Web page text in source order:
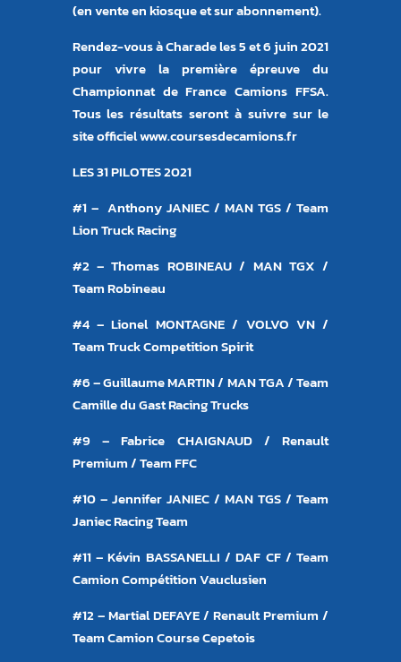
(en vente en kiosque et sur abonnement).
Rendez-vous à Charade les 5 et 6 juin 2021
pour vivre la première épreuve du
Championnat de France Camions FFSA.
Tous les résultats seront à suivre sur le
site officiel www.coursesdecamions.fr
LES 31 PILOTES 2021
#1 – Anthony JANIEC / MAN TGS / Team
Lion Truck Racing
#2 – Thomas ROBINEAU / MAN TGX /
Team Robineau
#4 – Lionel MONTAGNE / VOLVO VN /
Team Truck Competition Spirit
#6 – Guillaume MARTIN / MAN TGA / Team
Camille du Gast Racing Trucks
#9 – Fabrice CHAIGNAUD / Renault
Premium / Team FFC
#10 – Jennifer JANIEC / MAN TGS / Team
Janiec Racing Team
#11 – Kévin BASSANELLI / DAF CF / Team
Camion Compétition Vauclusien
#12 – Martial DEFAYE / Renault Premium /
Team Camion Course Cepetois